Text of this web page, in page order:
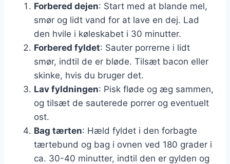
Forbered dejen: Start med at blande mel,
smør og lidt vand for at lave en dej. Lad
den hvile i køleskabet i 30 minutter.
Forbered fyldet: Sauter porrerne i lidt
smør, indtil de er bløde. Tilsæt bacon eller
skinke, hvis du bruger det.
Lav fyldningen: Pisk fløde og æg sammen,
og tilsæt de sauterede porrer og eventuelt
ost.
Bag tærten: Hæld fyldet i den forbagte
tærtebund og bag i ovnen ved 180 grader i
ca. 30-40 minutter, indtil den er gylden og